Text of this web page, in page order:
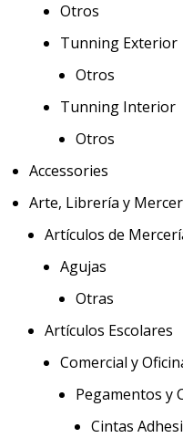
Otros
Tunning Exterior
Otros
Tunning Interior
Otros
Accessories
Arte, Librería y
Artículos de
Agujas
Otras
Artículos Escolares
Comercial y
Pegamentos y
Cintas